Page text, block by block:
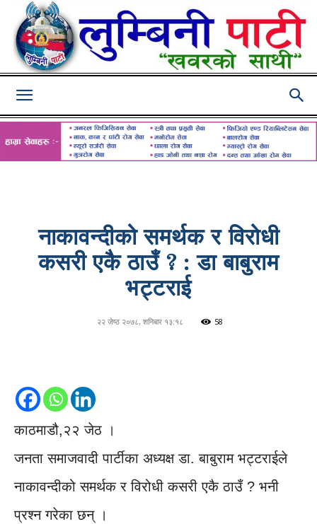
नाकावन्दीको समर्थक र विरोधी
कसरी एकै ठाउँ ? : डा बाबुराम
भट्टराई
२२ जेष्ठ २०७८, शनिबार १३:१८ 58
काठमाडौ,२२ जेठ ।
जनता समाजवादी पार्टीका अध्यक्ष डा. बाबुराम भट्टराईले
नाकावन्दीको समर्थक र विरोधी कसरी एकै ठाउँ ? भनी
प्रश्न गरेका छन् ।